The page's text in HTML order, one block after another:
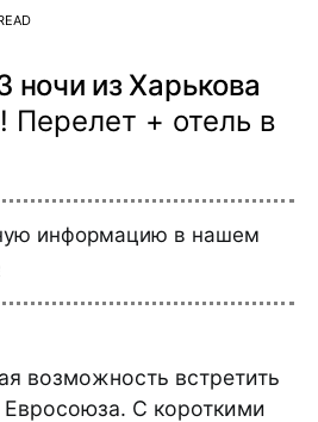
ночи из Харькова
Перелет + отель в
информацию в нашем
возможность встретить
Евросоюза. С короткими